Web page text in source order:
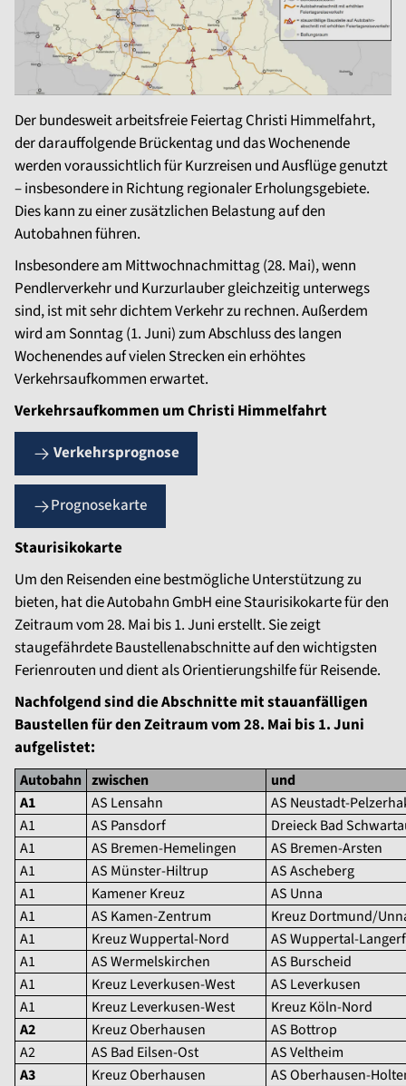
Der bundesweit arbeitsfreie Feiertag Christi Himmelfahrt,
der darauffolgende Brückentag und das Wochenende
werden voraussichtlich für Kurzreisen und Ausflüge genutzt
– insbesondere in Richtung regionaler Erholungsgebiete.
Dies kann zu einer zusätzlichen Belastung auf den
Autobahnen führen.
Insbesondere am Mittwochnachmittag (28. Mai), wenn
Pendlerverkehr und Kurzurlauber gleichzeitig unterwegs
sind, ist mit sehr dichtem Verkehr zu rechnen. Außerdem
wird am Sonntag (1. Juni) zum Abschluss des langen
Wochenendes auf vielen Strecken ein erhöhtes
Verkehrsaufkommen erwartet.
Verkehrsaufkommen um Christi Himmelfahrt
Verkehrsprognose
Prognosekarte
Staurisikokarte
Um den Reisenden eine bestmögliche Unterstützung zu
bieten, hat die Autobahn GmbH eine Staurisikokarte für den
Zeitraum vom 28. Mai bis 1. Juni erstellt. Sie zeigt
staugefährdete Baustellenabschnitte auf den wichtigsten
Ferienrouten und dient als Orientierungshilfe für Reisende.
Nachfolgend sind die Abschnitte mit stauanfälligen
Baustellen für den Zeitraum vom 28. Mai bis 1. Juni
aufgelistet:
Autobahn zwischen
und
A1
AS Lensahn
AS Neustadt-
A1
AS Pansdorf
Dreieck Bad
A1
AS Bremen-Hemelingen
AS Bremen-Arsten
A1
AS Münster-Hiltrup
AS Ascheberg
A1
Kamener Kreuz
AS Unna
A1
AS Kamen-Zentrum
Kreuz Dortmund/
A1
Kreuz Wuppertal-Nord
AS Wuppertal-
A1
AS Wermelskirchen
AS Burscheid
A1
Kreuz Leverkusen-West
AS Leverkusen
A1
Kreuz Leverkusen-West
Kreuz Köln-Nord
A2
Kreuz Oberhausen
AS Bottrop
A2
AS Bad Eilsen-Ost
AS Veltheim
A3
Kreuz Oberhausen
AS Oberhausen-